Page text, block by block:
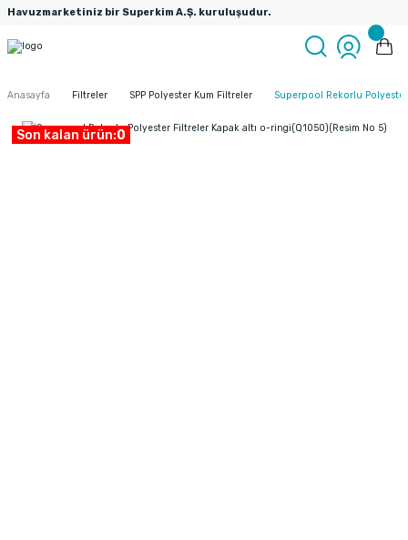
Havuzmarketiniz bir Superkim A.Ş. kuruluşudur.
Anasayfa Filtreler SPP Polyester Kum Filtreler Superpool Rekorlu
Son kalan ürün:0